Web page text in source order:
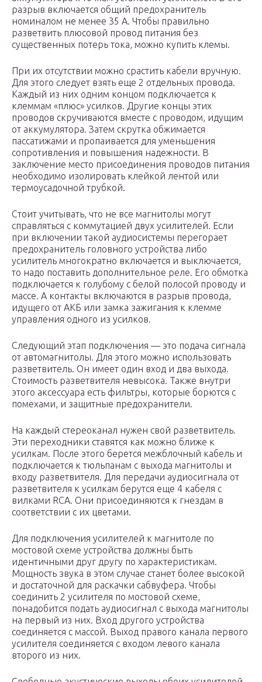
разрыв включается общий предохранитель
номиналом не менее 35 А. Чтобы правильно
разветвить плюсовой провод питания без
существенных потерь тока, можно купить клемы.
При их отсутствии можно срастить кабели вручную.
Для этого следует взять еще 2 отдельных провода.
Каждый из них одним концом подключается к
клеммам «плюс» усилков. Другие концы этих
проводов скручиваются вместе с проводом, идущим
от аккумулятора. Затем скрутка обжимается
пассатижами и пропаивается для уменьшения
сопротивления и повышения надежности. В
заключение место присоединения проводов питания
необходимо изолировать клейкой лентой или
термоусадочной трубкой.
Стоит учитывать, что не все магнитолы могут
справляться с коммутацией двух усилителей. Если
при включении такой аудиосистемы перегорает
предохранитель головного устройства либо
усилитель многократно включается и выключается,
то надо поставить дополнительное реле. Его обмотка
подключается к голубому с белой полосой проводу и
массе. А контакты включаются в разрыв провода,
идущего от АКБ или замка зажигания к клемме
управления одного из усилков.
Следующий этап подключения — это подача сигнала
от автомагнитолы. Для этого можно использовать
разветвитель. Он имеет один вход и два выхода.
Стоимость разветвителя невысока. Также внутри
этого аксессуара есть фильтры, которые борются с
помехами, и защитные предохранители.
На каждый стереоканал нужен свой разветвитель.
Эти переходники ставятся как можно ближе к
усилкам. После этого берется межблочный кабель и
подключается к тюльпанам с выхода магнитолы и
входу разветвителя. Для передачи аудиосигнала от
разветвителя к усилкам берутся еще 4 кабеля с
вилками RCA. Они присоединяются к гнездам в
соответствии с их цветами.
Для подключения усилителей к магнитоле по
мостовой схеме устройства должны быть
идентичными друг другу по характеристикам.
Мощность звука в этом случае станет более высокой
и достаточной для раскачки сабвуфера. Чтобы
соединить 2 усилителя по мостовой схеме,
понадобится подать аудиосигнал с выхода магнитолы
на первый из них. Вход другого устройства
соединяется с массой. Выход правого канала первого
усилителя соединяется с входом левого канала
второго из них.